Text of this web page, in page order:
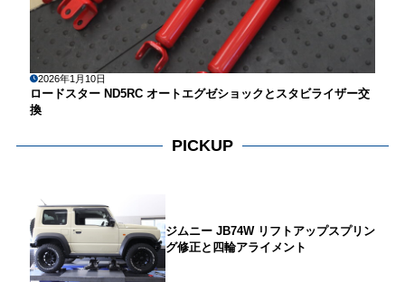
2026年1月10日
ロードスター ND5RC オートエグゼショックとスタビライザー交
換
PICKUP
ジムニー JB74W リフトアップスプリン
グ修正と四輪アライメント